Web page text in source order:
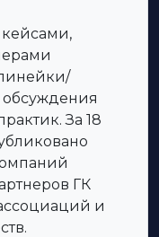
За 18
ГК
и